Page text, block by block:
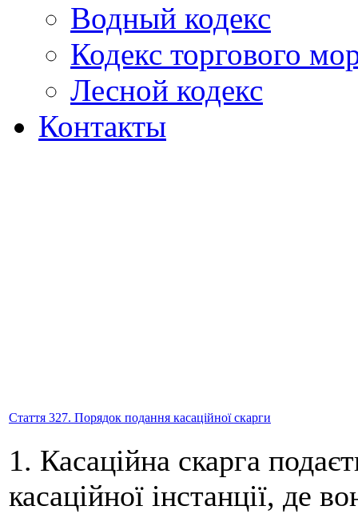
Водный кодекс
Кодекс торгового
Лесной кодекс
Контакты
Стаття 327. Порядок подання касаційної скарги
1. Касаційна скарга
касаційної інстанції, де